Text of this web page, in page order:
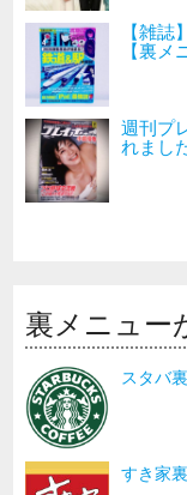
【雑
【裏メ
週刊プ
れまし
裏メニュー
スタバ
すき家